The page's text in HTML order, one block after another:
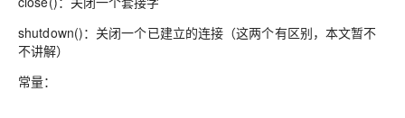
shutdown()：关闭一个已建立的连接（这两个有区别，本文暂不
不讲解）
常量：